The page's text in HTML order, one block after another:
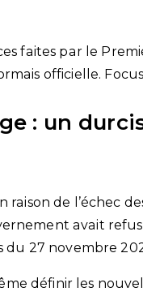
faites par le
officielle.
: un
de l’échec
avait
du 27 novembre
définir les